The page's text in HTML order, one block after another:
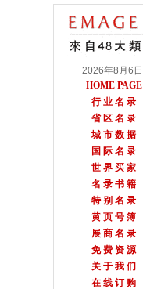
2026年8月6日
HOME PAGE
行 业 名 录
省 区 名 录
城 市 数 据
国 际 名 录
世 界 买 家
名 录 书 籍
特 别 名 录
黄 页 号 簿
展 商 名 录
免 费 资 源
关 于 我 们
在 线 订 购